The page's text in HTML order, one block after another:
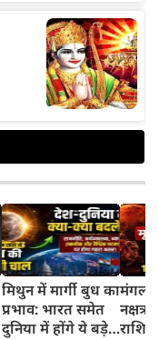
मिथुन में मार्गी बुध का
प्रभाव: भारत समेत
दुनिया में होंगे ये बड़े
मंगल
नक्षत्र